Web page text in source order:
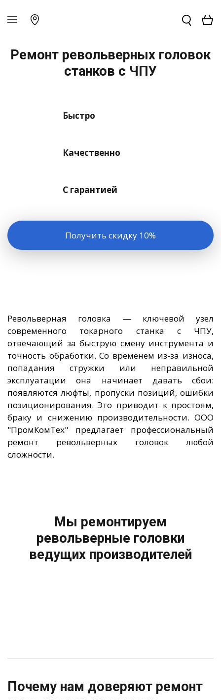
Ремонт револьверных головок
станков с ЧПУ
Быстро
Качественно
С гарантией
Получить скидку 10%
Револьверная головка — ключевой узел
современного токарного станка с ЧПУ,
отвечающий за быструю смену инструмента и
точность обработки. Со временем из-за износа,
попадания стружки или неправильной
эксплуатации она начинает давать сбои:
появляются люфты, пропуски позиций, ошибки
позиционирования. Это приводит к простоям,
браку и снижению производительности. ООО
"ПромКомТех" предлагает профессиональный
ремонт револьверных головок любой
сложности.
Мы ремонтируем
револьверные головки
ведущих производителей
Почему нам доверяют ремонт